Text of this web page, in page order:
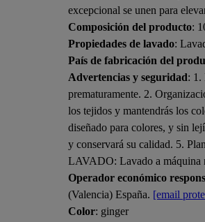
excepcional se unen para
Composición del producto:
Propiedades de lavado:
País de fabricación del
Advertencias y seguridad: 1.
prematuramente. 2.
los tejidos y mantendrás los
diseñado para colores, y sin
y conservará su calidad. 5.
LAVADO: Lavado a máquina
Operador económico
(Valencia) España. [email
Color: ginger